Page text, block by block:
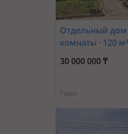
Отдельный дом
комнаты · 120 м²
Болтерек
Атпасова
30 000 000 ₸
Тараз